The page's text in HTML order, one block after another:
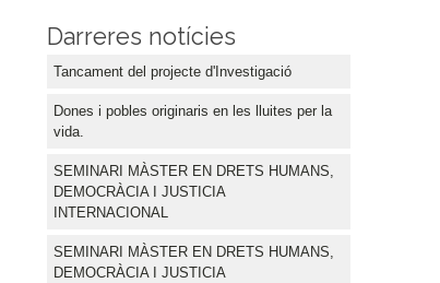
Darreres notícies
Tancament del projecte d'Investigació
Dones i pobles originaris en les lluites per la
vida.
SEMINARI MÀSTER EN DRETS HUMANS,
DEMOCRÀCIA I JUSTICIA
INTERNACIONAL
SEMINARI MÀSTER EN DRETS HUMANS,
DEMOCRÀCIA I JUSTICIA